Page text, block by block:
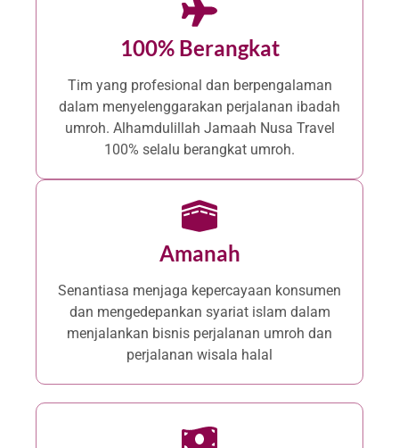
100% Berangkat
Tim yang profesional dan berpengalaman
dalam menyelenggarakan perjalanan ibadah
umroh. Alhamdulillah Jamaah Nusa Travel
100% selalu berangkat umroh.
Amanah
Senantiasa menjaga kepercayaan konsumen
dan mengedepankan syariat islam dalam
menjalankan bisnis perjalanan umroh dan
perjalanan wisala halal